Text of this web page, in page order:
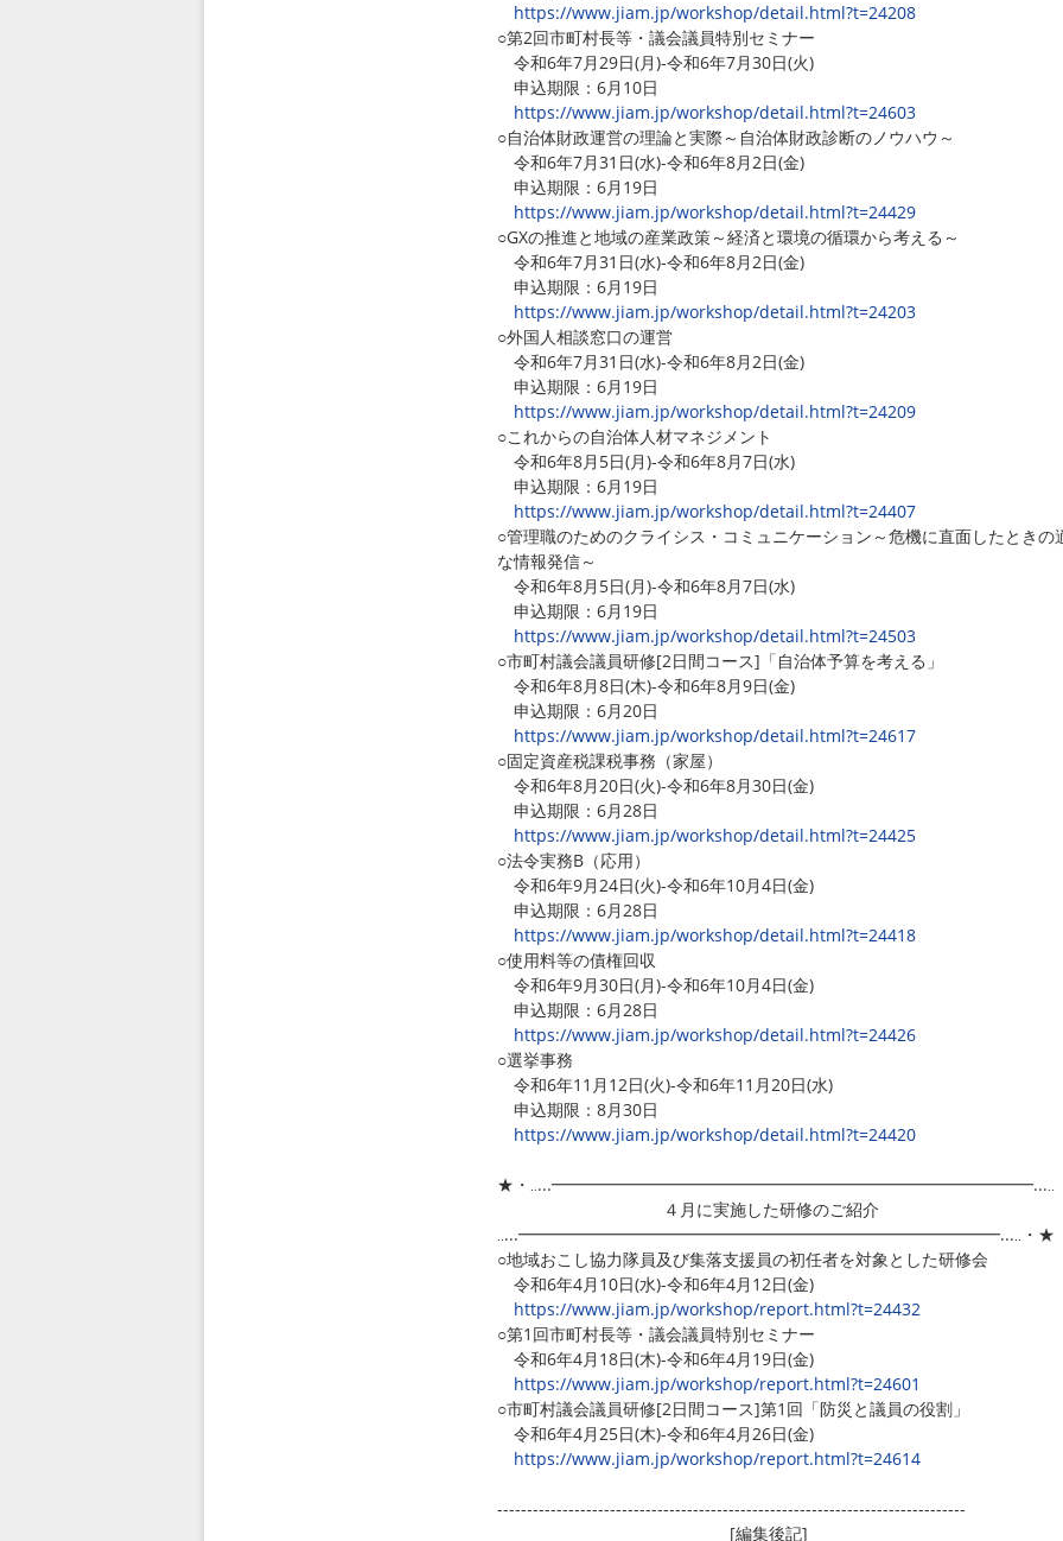
https://www.jiam.jp/workshop/detail.html?t=24208
○第2回市町村長等・議会議員特別セミナー
令和6年7月29日(月)-令和6年7月30日(火)
申込期限：6月10日
https://www.jiam.jp/workshop/detail.html?t=24603
○自治体財政運営の理論と実際～自治体財政診断のノウハウ～
令和6年7月31日(水)-令和6年8月2日(金)
申込期限：6月19日
https://www.jiam.jp/workshop/detail.html?t=24429
○GXの推進と地域の産業政策～経済と環境の循環から考える～
令和6年7月31日(水)-令和6年8月2日(金)
申込期限：6月19日
https://www.jiam.jp/workshop/detail.html?t=24203
○外国人相談窓口の運営
令和6年7月31日(水)-令和6年8月2日(金)
申込期限：6月19日
https://www.jiam.jp/workshop/detail.html?t=24209
○これからの自治体人材マネジメント
令和6年8月5日(月)-令和6年8月7日(水)
申込期限：6月19日
https://www.jiam.jp/workshop/detail.html?t=24407
○管理職のためのクライシス・コミュニケーション～危機に直面したときの
な情報発信～
令和6年8月5日(月)-令和6年8月7日(水)
申込期限：6月19日
https://www.jiam.jp/workshop/detail.html?t=24503
○市町村議会議員研修[2日間コース]「自治体予算を考える」
令和6年8月8日(木)-令和6年8月9日(金)
申込期限：6月20日
https://www.jiam.jp/workshop/detail.html?t=24617
○固定資産税課税事務（家屋）
令和6年8月20日(火)-令和6年8月30日(金)
申込期限：6月28日
https://www.jiam.jp/workshop/detail.html?t=24425
○法令実務B（応用）
令和6年9月24日(火)-令和6年10月4日(金)
申込期限：6月28日
https://www.jiam.jp/workshop/detail.html?t=24418
○使用料等の債権回収
令和6年9月30日(月)-令和6年10月4日(金)
申込期限：6月28日
https://www.jiam.jp/workshop/detail.html?t=24426
○選挙事務
令和6年11月12日(火)-令和6年11月20日(水)
申込期限：8月30日
https://www.jiam.jp/workshop/detail.html?t=24420
★・‥...━━━━━━━━━━━━━━━━━━━━━━━━━━━━━...‥
４月に実施した研修のご紹介
‥...━━━━━━━━━━━━━━━━━━━━━━━━━━━━━...‥・★
○地域おこし協力隊員及び集落支援員の初任者を対象とした研修会
令和6年4月10日(水)-令和6年4月12日(金)
https://www.jiam.jp/workshop/report.html?t=24432
○第1回市町村長等・議会議員特別セミナー
令和6年4月18日(木)-令和6年4月19日(金)
https://www.jiam.jp/workshop/report.html?t=24601
○市町村議会議員研修[2日間コース]第1回「防災と議員の役割」
令和6年4月25日(木)-令和6年4月26日(金)
https://www.jiam.jp/workshop/report.html?t=24614
-------------------------------------------------------------------------------
[編集後記]